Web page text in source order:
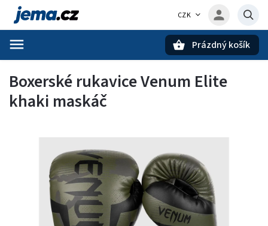
CZK
Prázdný košík
Boxerské rukavice Venum Elite
khaki maskáč